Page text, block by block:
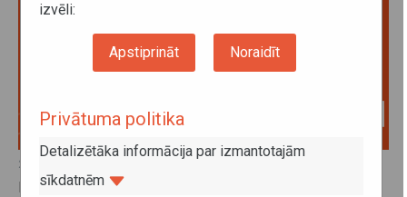
26. augusts 2025, 07:58
Kampaņas "Bērnu drošība, izmantojot reģionālo
izvēli:
Apstiprināt Noraidīt
Privātuma politika
Detalizētāka informācija par izmantotajām
sīkdatnēm